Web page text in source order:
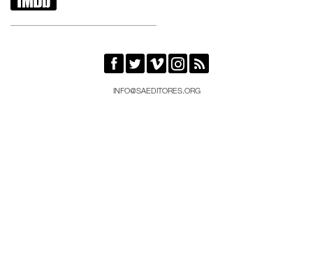
    
INFO@SAEDITORES.ORG